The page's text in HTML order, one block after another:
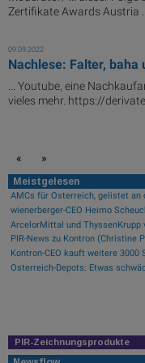
Zertifikate Awards Austria
09.09.2022
Nachlese: Falter, baha
... Youtube, eine
vieles mehr. https://derivate
« »
Meistgelesen
AMCs für Österreich, gelistet an
wienerberger-CEO Heimo
PIR-News zu Kontron (Christine
Kontron-CEO kauft weitere 3000
Österreich-Depots: Etwas
PIR-Zeichnungsprodukte